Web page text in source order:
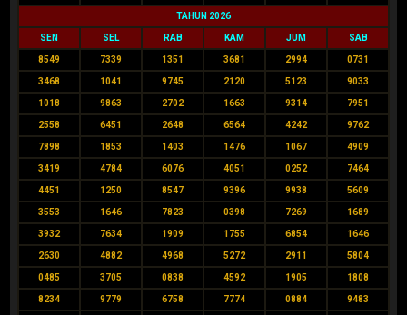
TAHUN 2026
SEN SEL RAB KAM JUM SAB
8549 7339 1351 3681 2994 0731
3468 1041 9745 2120 5123 9033
1018 9863 2702 1663 9314 7951
2558 6451 2648 6564 4242 9762
7898 1853 1403 1476 1067 4909
3419 4784 6076 4051 0252 7464
4451 1250 8547 9396 9938 5609
3553 1646 7823 0398 7269 1689
3932 7634 1909 1755 6854 1646
2630 4882 4968 5272 2911 5804
0485 3705 0838 4592 1905 1808
8234 9779 6758 7774 0884 9483